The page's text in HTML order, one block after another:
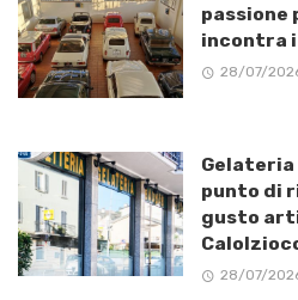
passione
incontra
28/07/
Gelateria
punto di
gusto
28/07/